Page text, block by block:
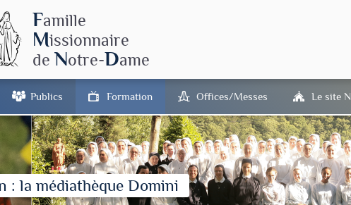
Famille
Missionnaire
de Notre-Dame
Publics Formation Offices/Messes Le site
: la médiathèque Domini